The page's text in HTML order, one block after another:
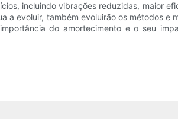
incluindo vibrações reduzidas, maior
a evoluir, também evoluirão os métodos e
do amortecimento e o seu